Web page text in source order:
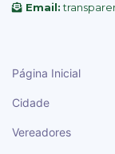
Email:
Página Inicial
Cidade
Vereadores